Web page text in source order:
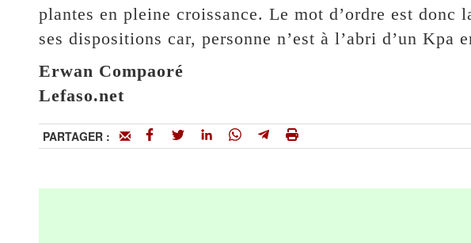
plantes en pleine croissance. Le mot d’ordre est donc
ses dispositions car, personne n’est à l’abri d’un Kpa
Erwan Compaoré
Lefaso.net
PARTAGER :